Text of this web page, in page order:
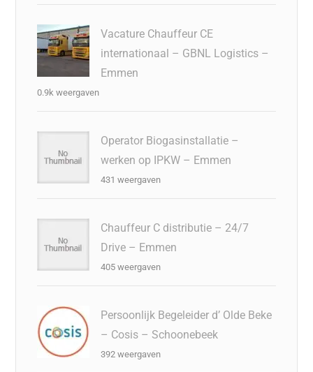
Vacature Chauffeur CE
internationaal – GBNL Logistics –
Emmen
0.9k weergaven
Operator Biogasinstallatie –
werken op IPKW – Emmen
431 weergaven
Chauffeur C distributie – 24/7
Drive – Emmen
405 weergaven
Persoonlijk Begeleider d’ Olde Beke
– Cosis – Schoonebeek
392 weergaven